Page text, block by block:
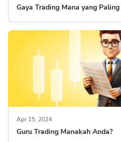
Gaya Trading Mana yang
Apr 15, 2024
Guru Trading Manakah Anda?